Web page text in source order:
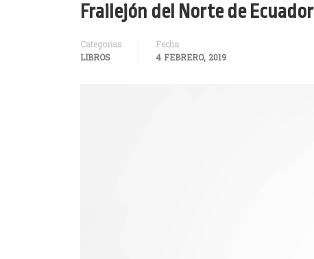
Frailejón del Norte de Ecuador
Categorías
LIBROS
Fecha
4 FEBRERO, 2019